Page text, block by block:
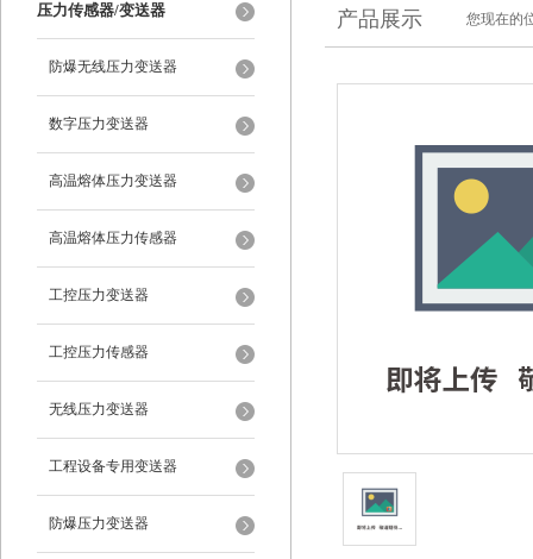
压力传感器/变送器
防爆无线压力变送器
数字压力变送器
高温熔体压力变送器
高温熔体压力传感器
工控压力变送器
工控压力传感器
无线压力变送器
工程设备专用变送器
防爆压力变送器
产品展示 您现在的